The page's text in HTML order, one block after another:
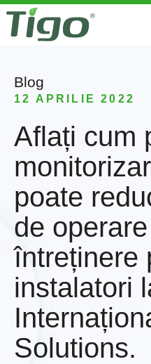
Blog
12 APRILIE 2022
Aflați cum
poate
de
întreținere
instalatori
Solutions.